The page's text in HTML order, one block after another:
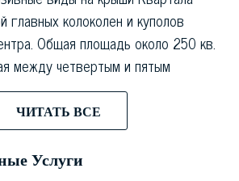
колоколен и куполов
Общая площадь около 250 кв.
между четвертым и пятым
и четвертым по итальянской
легкой стеклянной
с особой архитектурной
чистой прямоугольной
ЧИТАТЬ ВСЕ
Услуги